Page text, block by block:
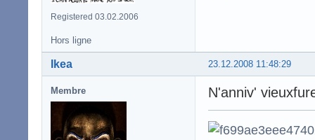
Registered 03.02.2006
Hors ligne
23.12.2008 11:48:29
Ikea
Membre N'anniv'